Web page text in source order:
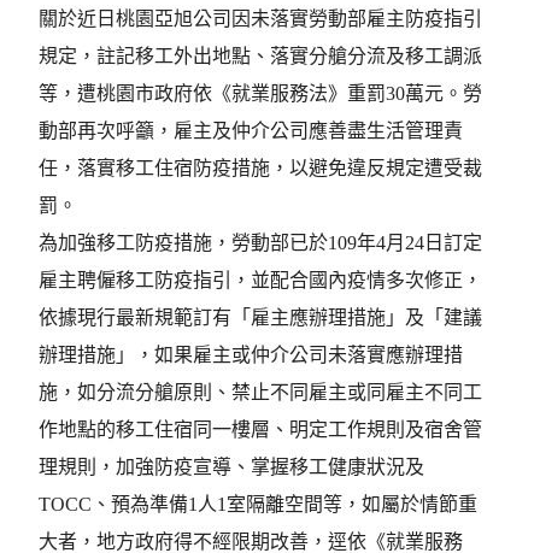
關於近日桃園亞旭公司因未落實勞動部雇主防疫指引
規定，註記移工外出地點、落實分艙分流及移工調派
等，遭桃園市政府依《就業服務法》重罰30萬元。勞
動部再次呼籲，雇主及仲介公司應善盡生活管理責
任，落實移工住宿防疫措施，以避免違反規定遭受裁
罰。
為加強移工防疫措施，勞動部已於109年4月24日訂定
雇主聘僱移工防疫指引，並配合國內疫情多次修正，
依據現行最新規範訂有「雇主應辦理措施」及「建議
辦理措施」，如果雇主或仲介公司未落實應辦理措
施，如分流分艙原則、禁止不同雇主或同雇主不同工
作地點的移工住宿同一樓層、明定工作規則及宿舍管
理規則，加強防疫宣導、掌握移工健康狀況及
TOCC、預為準備1人1室隔離空間等，如屬於情節重
大者，地方政府得不經限期改善，逕依《就業服務